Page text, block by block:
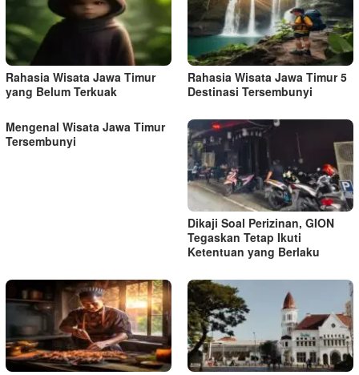
p
o
s
Rahasia Wisata Jawa Timur
yang Belum Terkuak
Rahasia Wisata Jawa Timur 5
Destinasi Tersembunyi
Mengenal Wisata Jawa Timur
Tersembunyi
Dikaji Soal Perizinan, GION
Tegaskan Tetap Ikuti
Ketentuan yang Berlaku